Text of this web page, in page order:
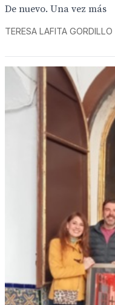
De nuevo. Una vez más
TERESA LAFITA GORDILLO